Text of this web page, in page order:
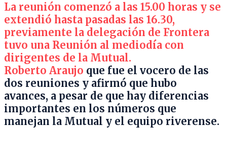
La reunión comenzó a las 15.00 horas y se
extendió hasta pasadas las 16.30,
previamente la delegación de Frontera
tuvo una Reunión al mediodía con
dirigentes de la Mutual.
Roberto Araujo que fue el vocero de las
dos reuniones y afirmó que hubo
avances, a pesar de que hay diferencias
importantes en los números que
manejan la Mutual y el equipo riverense.